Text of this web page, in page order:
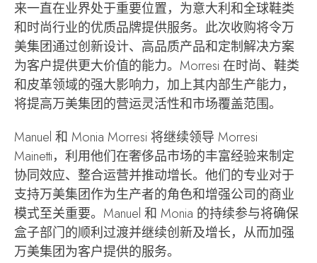
来一直在业界处于重要位置，为意大利和全球鞋类
和时尚行业的优质品牌提供服务。此次收购将令万
美集团通过创新设计、高品质产品和定制解决方案
为客户提供更大价值的能力。Morresi 在时尚、鞋类
和皮革领域的强大影响力，加上其内部生产能力，
将提高万美集团的营运灵活性和市场覆盖范围。
Manuel 和 Monia Morresi 将继续领导 Morresi
Mainetti，利用他们在奢侈品市场的丰富经验来制定
协同效应、整合运营并推动增长。他们的专业对于
支持万美集团作为生产者的角色和增强公司的商业
模式至关重要。Manuel 和 Monia 的持续参与将确保
盒子部门的顺利过渡并继续创新及增长，从而加强
万美集团为客户提供的服务。